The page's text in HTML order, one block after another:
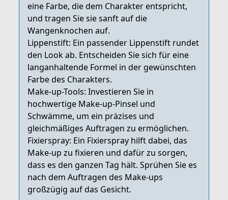
eine Farbe, die dem Charakter entspricht,
und tragen Sie sie sanft auf die
Wangenknochen auf.
Lippenstift: Ein passender Lippenstift rundet
den Look ab. Entscheiden Sie sich für eine
langanhaltende Formel in der gewünschten
Farbe des Charakters.
Make-up-Tools: Investieren Sie in
hochwertige Make-up-Pinsel und
Schwämme, um ein präzises und
gleichmäßiges Auftragen zu ermöglichen.
Fixierspray: Ein Fixierspray hilft dabei, das
Make-up zu fixieren und dafür zu sorgen,
dass es den ganzen Tag hält. Sprühen Sie es
nach dem Auftragen des Make-ups
großzügig auf das Gesicht.